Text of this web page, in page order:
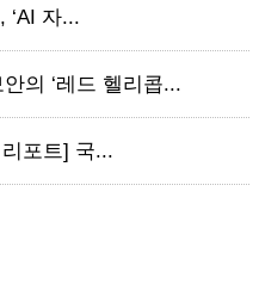
‘AI 자...
의 ‘레드 헬리콥...
리포트] 국...